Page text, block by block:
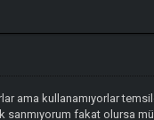
ama kullanamıyorlar
sanmıyorum fakat olursa